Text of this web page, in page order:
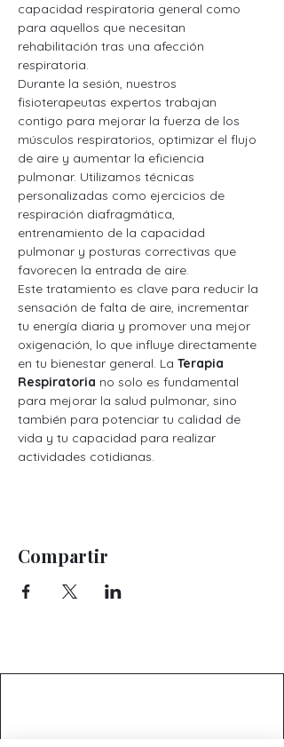
capacidad respiratoria general como
para aquellos que necesitan
rehabilitación tras una afección
respiratoria.
Durante la sesión, nuestros
fisioterapeutas expertos trabajan
contigo para mejorar la fuerza de los
músculos respiratorios, optimizar el flujo
de aire y aumentar la eficiencia
pulmonar. Utilizamos técnicas
personalizadas como ejercicios de
respiración diafragmática,
entrenamiento de la capacidad
pulmonar y posturas correctivas que
favorecen la entrada de aire.
Este tratamiento es clave para reducir la
sensación de falta de aire, incrementar
tu energía diaria y promover una mejor
oxigenación, lo que influye directamente
en tu bienestar general. La Terapia
Respiratoria no solo es fundamental
para mejorar la salud pulmonar, sino
también para potenciar tu calidad de
vida y tu capacidad para realizar
actividades cotidianas.
Compartir